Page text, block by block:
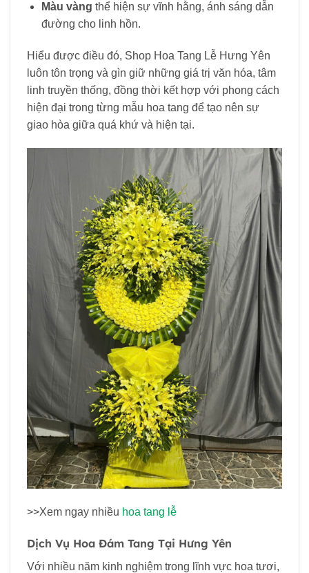
Màu vàng thể hiện sự vĩnh hằng, ánh sáng dẫn
đường cho linh hồn.
Hiểu được điều đó, Shop Hoa Tang Lễ Hưng Yên
luôn tôn trọng và gìn giữ những giá trị văn hóa, tâm
linh truyền thống, đồng thời kết hợp với phong cách
hiện đại trong từng mẫu hoa tang để tạo nên sự
giao hòa giữa quá khứ và hiện tại.
>>Xem ngay nhiều hoa tang lễ
Dịch Vụ Hoa Đám Tang Tại Hưng Yên
Với nhiều năm kinh nghiệm trong lĩnh vực hoa tươi,